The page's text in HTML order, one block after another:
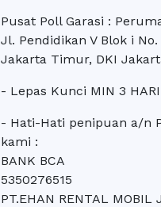
Pusat Poll Garasi :
Jl. Pendidikan V Blok i No.
Jakarta Timur, DKI
- Lepas Kunci MIN 3
- Hati-Hati penipuan a/n
kami :
BANK BCA
5350276515
PT.EHAN RENTAL MOBIL